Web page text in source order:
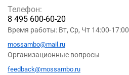
Телефон:
8 495 600-60-20
Время работы: Вт, Ср, Чт 14:00-17:00
mossambo@mail.ru
Организационные вопросы
feedback@mossambo.ru